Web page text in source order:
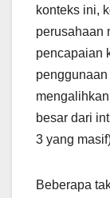
konteks ini,
perusahaan
pencapaian
penggunaan
besar dari
3 yang
Beberapa